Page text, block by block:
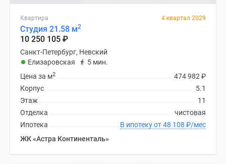
Квартира 4 квартал 2029
Студия 21.58 м2
10 250 105 ₽
Санкт-Петербург, Невский
Елизаровская
5 мин.
474 982 ₽
Цена за м2
5.1
Корпус
11
Этаж
чистовая
Отделка
В ипотеку от 48 108 ₽/мес
Ипотека
ЖК «Астра Континенталь»